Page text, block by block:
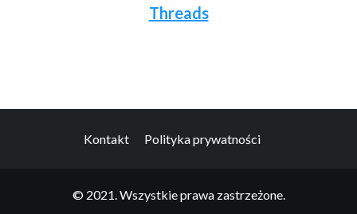
Threads
Kontakt Polityka prywatności
© 2021. Wszystkie prawa zastrzeżone.